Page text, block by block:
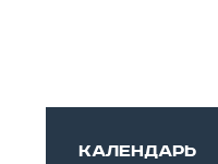
КАЛЕНДАРЬ